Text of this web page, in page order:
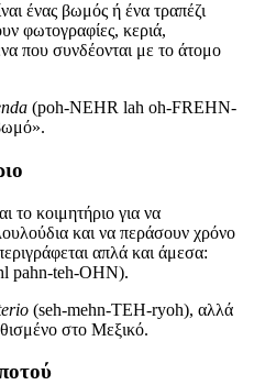
ένας βωμός ή ένα τραπέζι
φωτογραφίες, κεριά,
που συνδέονται με το άτομο
(poh-NEHR lah oh-FREHN-
το κοιμητήριο για να
και να περάσουν χρόνο
απλά και άμεσα:
pahn-teh-OHN).
(seh-mehn-TEH-ryoh), αλλά
στο Μεξικό.